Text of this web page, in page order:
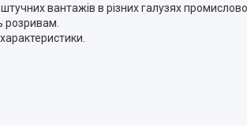
вантажів в різних галузях
розривам.